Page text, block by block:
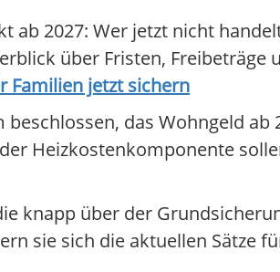
ab 2027: Wer jetzt nicht
über Fristen,
Familien jetzt sichern
beschlossen, das Wohngeld
Heizkostenkomponente
knapp über der
sie sich die aktuellen Sätze